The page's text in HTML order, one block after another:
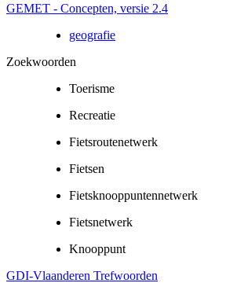
GEMET - Concepten, versie 2.4
geografie
Zoekwoorden
Toerisme
Recreatie
Fietsroutenetwerk
Fietsen
Fietsknooppuntennetwerk
Fietsnetwerk
Knooppunt
GDI-Vlaanderen Trefwoorden